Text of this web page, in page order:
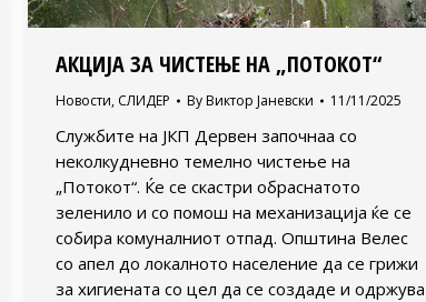
АКЦИЈА ЗА ЧИСТЕЊЕ НА „ПОТОКОТ“
Новости, СЛИДЕР By Виктор Јаневски 11/11/2025
Службите на ЈКП Дервен започнаа со
неколкудневно темелно чистење на
„Потокот“. Ќе се скастри обраснатото
зеленило и со помош на механизација ќе се
собира комуналниот отпад. Општина Велес
со апел до локалното население да се грижи
за хигиената со цел да се создаде и одржува